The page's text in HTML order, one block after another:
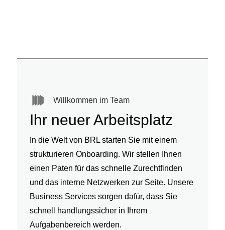
Willkommen im Team
Ihr neuer Arbeitsplatz
In die Welt von BRL starten Sie mit einem
strukturieren Onboarding. Wir stellen Ihnen
einen Paten für das schnelle Zurechtfinden
und das interne Netzwerken zur Seite. Unsere
Business Services sorgen dafür, dass Sie
schnell handlungssicher in Ihrem
Aufgabenbereich werden.